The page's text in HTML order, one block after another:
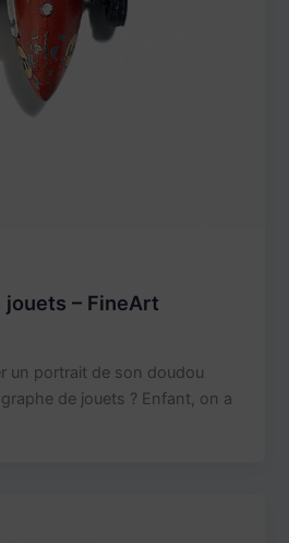
jouets – FineArt
un portrait de son doudou
de jouets ? Enfant, on a